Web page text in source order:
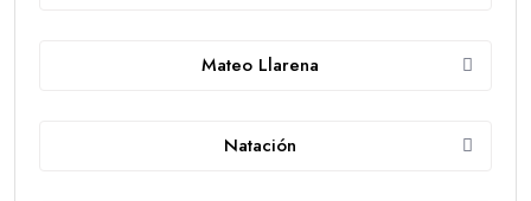
Mateo Llarena
Natación